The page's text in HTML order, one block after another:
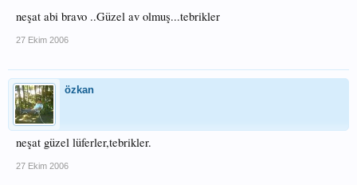
neşat abi bravo ..Güzel av olmuş...tebrikler
27 Ekim 2006
özkan
neşat güzel lüferler,tebrikler.
27 Ekim 2006